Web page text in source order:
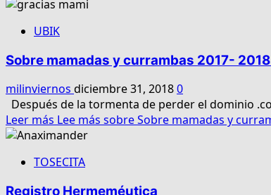
UBIK
Sobre mamadas y currambas 2017-
milinviernos diciembre 31, 20180
Después de la tormenta de perder el dominio
Leer más Lee más sobre Sobre mamadas y
TOSECITA
Registro Hermeméutica